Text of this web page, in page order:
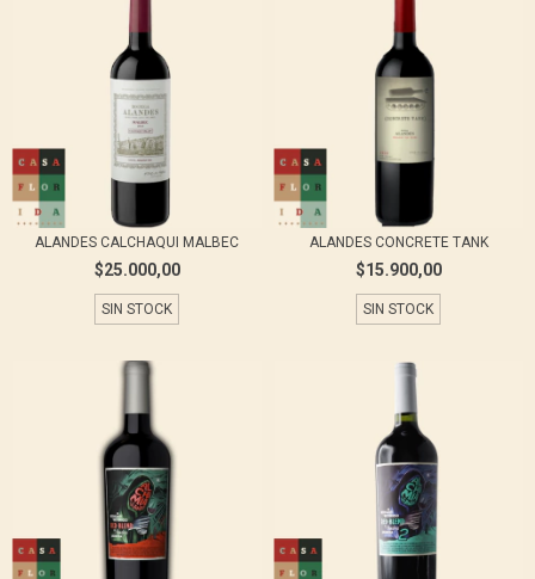
ALANDES CALCHAQUI MALBEC
$25.000,00
SIN STOCK
ALANDES CONCRETE TANK
$15.900,00
SIN STOCK